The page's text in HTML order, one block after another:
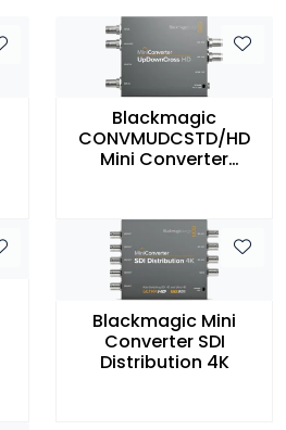
Blackmagic
CONVMUDCSTD/HD
Mini Converter
Blackmagic Mini
Converter SDI
Distribution 4K